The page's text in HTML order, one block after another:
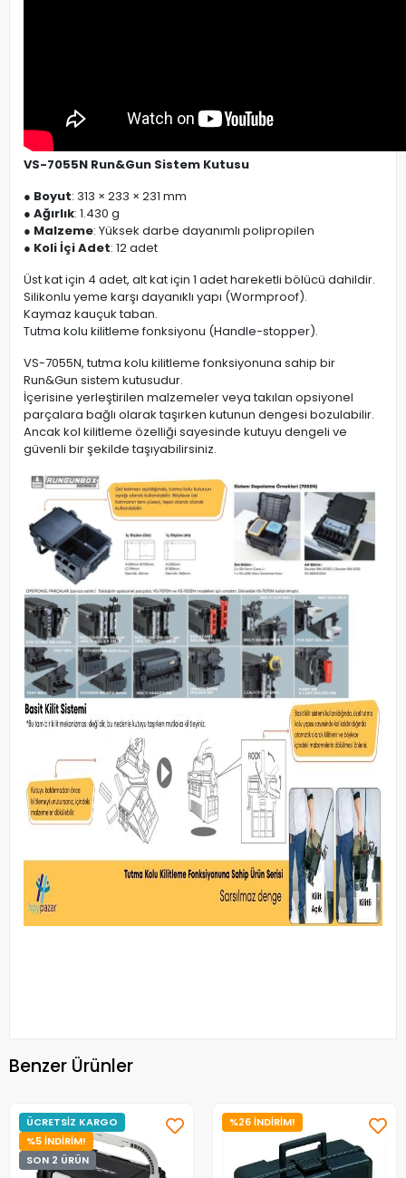
VS-7055N Run&Gun Sistem Kutusu
● Boyut: 313 × 233 × 231 mm
● Ağırlık: 1.430 g
● Malzeme: Yüksek darbe dayanımlı polipropilen
● Koli İçi Adet: 12 adet
Üst kat için 4 adet, alt kat için 1 adet hareketli bölücü dahildir.
Silikonlu yeme karşı dayanıklı yapı (Wormproof).
Kaymaz kauçuk taban.
Tutma kolu kilitleme fonksiyonu (Handle-stopper).
VS-7055N, tutma kolu kilitleme fonksiyonuna sahip bir
Run&Gun sistem kutusudur.
İçerisine yerleştirilen malzemeler veya takılan opsiyonel
parçalara bağlı olarak taşırken kutunun dengesi bozulabilir.
Ancak kol kilitleme özelliği sayesinde kutuyu dengeli ve
güvenli bir şekilde taşıyabilirsiniz.
Benzer Ürünler
ÜCRETSİZ KARGO
%5 İNDİRİM!
SON 2 ÜRÜN
%26 İNDİRİM!